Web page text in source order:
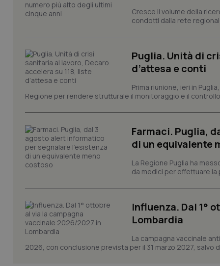
Cresce il volume della
condotti dalla rete
Puglia. Unità di
d’attesa e conti
Prima riunione, ieri in
Regione per rendere strutturale il monitoraggio e il
Farmaci. Puglia,
di un equivalente
La Regione Puglia ha
da medici per effettuare la
Influenza. Dal 1°
Lombardia
La campagna vaccinale
2026, con conclusione prevista per il 31 marzo 2027, salvo
tracking-sites-
tracking-enable
session-id
PHPSESSID